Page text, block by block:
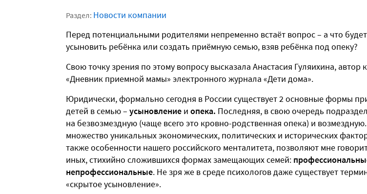
Раздел: Новости компании
Перед потенциальными родителями непременно встаёт вопрос – а что
усыновить ребёнка или создать приёмную семью, взяв ребёнка под опеку?
Свою точку зрения по этому вопросу высказала Анастасия Гуляихина, автор
«Дневник приемной мамы» электронного журнала «Дети дома».
Юридически, формально сегодня в России существует 2 основные формы
детей в семью – усыновление и опека. Последняя, в свою очередь
на безвозмездную (чаще всего это кровно-родственная опека) и
множество уникальных экономических, политических и исторических
также особенности нашего российского менталитета, позволяют мне
иных, стихийно сложившихся формах замещающих семей:
непрофессиональные. Не зря же в среде психологов даже существует
«скрытое усыновление».